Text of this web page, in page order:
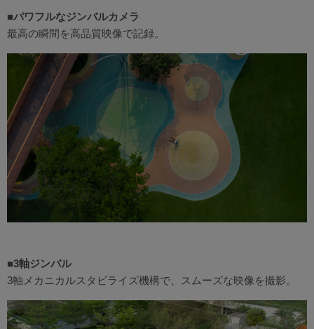
■パワフルなジンバルカメラ
最高の瞬間を高品質映像で記録。
■3軸ジンバル
3軸メカニカルスタビライズ機構で、スムーズな映像を撮影。